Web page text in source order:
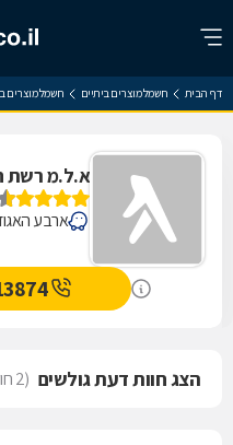
דף הבית חשמל מוצרים ביתיים חשמל מוצרים
א.ל.מ רשת
ארבע האגודות 1, מרכז מסחרי
הצג חוות דעת גולשים (2 חוות דעת)